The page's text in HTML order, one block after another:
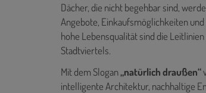
Dächer, die nicht begehbar sind,
Angebote, Einkaufsmöglichkeiten
hohe Lebensqualität sind die
Stadtviertels.
Mit dem Slogan„natürlich draußen“
intelligente Architektur, nachhaltige